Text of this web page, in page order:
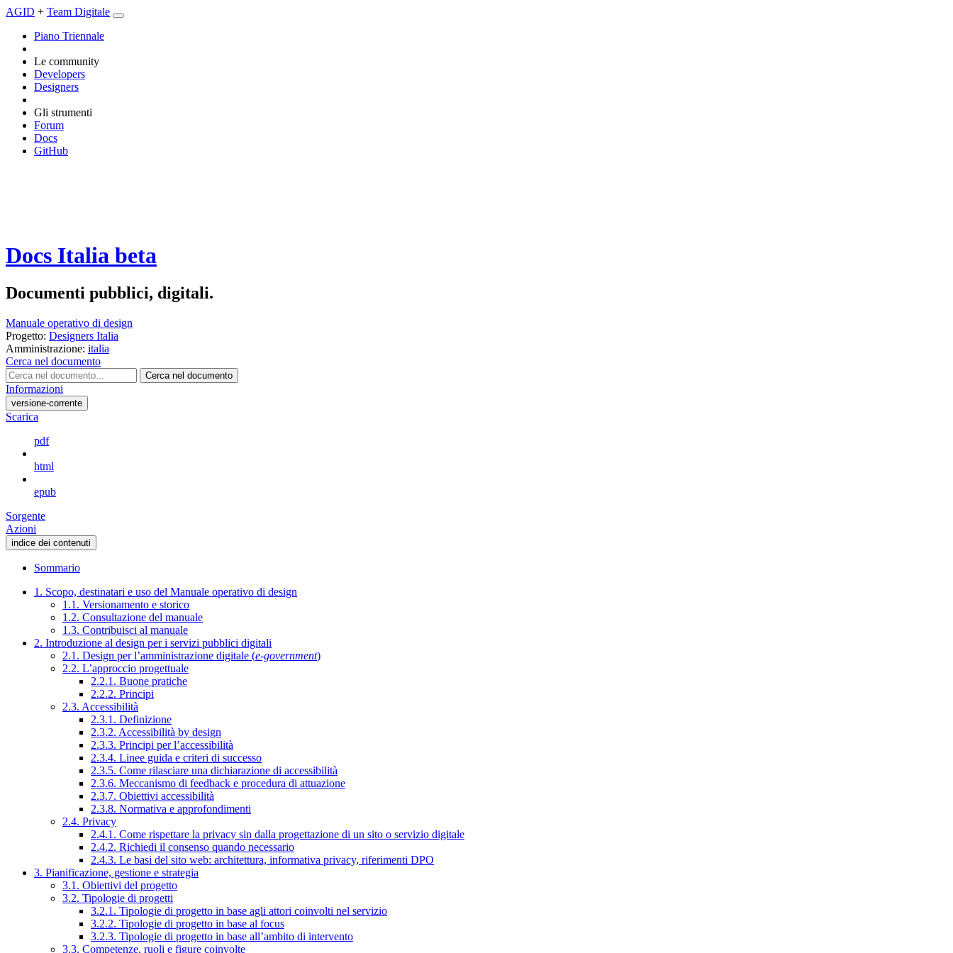
AGID + Team Digitale
Piano Triennale
Le community
Developers
Designers
Gli strumenti
Forum
Docs
GitHub
Docs Italia beta
Documenti pubblici, digitali.
Manuale operativo di design
Progetto: Designers Italia
Amministrazione: italia
Cerca nel documento
Cerca nel documento
Informazioni
versione-corrente
Scarica
pdf
html
epub
Sorgente
Azioni
indice dei contenuti
Sommario
1. Scopo, destinatari e uso del Manuale operativo di design
1.1. Versionamento e storico
1.2. Consultazione del manuale
1.3. Contribuisci al manuale
2. Introduzione al design per i servizi pubblici digitali
2.1. Design per l’amministrazione digitale (e-government)
2.2. L’approccio progettuale
2.2.1. Buone pratiche
2.2.2. Principi
2.3. Accessibilità
2.3.1. Definizione
2.3.2. Accessibilità by design
2.3.3. Principi per l’accessibilità
2.3.4. Linee guida e criteri di successo
2.3.5. Come rilasciare una dichiarazione di accessibilità
2.3.6. Meccanismo di feedback e procedura di attuazione
2.3.7. Obiettivi accessibilità
2.3.8. Normativa e approfondimenti
2.4. Privacy
2.4.1. Come rispettare la privacy sin dalla progettazione di un sito o servizio digitale
2.4.2. Richiedi il consenso quando necessario
2.4.3. Le basi del sito web: architettura, informativa privacy, riferimenti DPO
3. Pianificazione, gestione e strategia
3.1. Obiettivi del progetto
3.2. Tipologie di progetti
3.2.1. Tipologie di progetto in base agli attori coinvolti nel servizio
3.2.2. Tipologie di progetto in base al focus
3.2.3. Tipologie di progetto in base all’ambito di intervento
3.3. Competenze, ruoli e figure coinvolte